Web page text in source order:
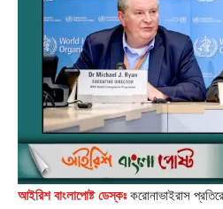
আইরিশ বাংলাপোষ্ট ডেস্কঃ করোনাভাইরাস